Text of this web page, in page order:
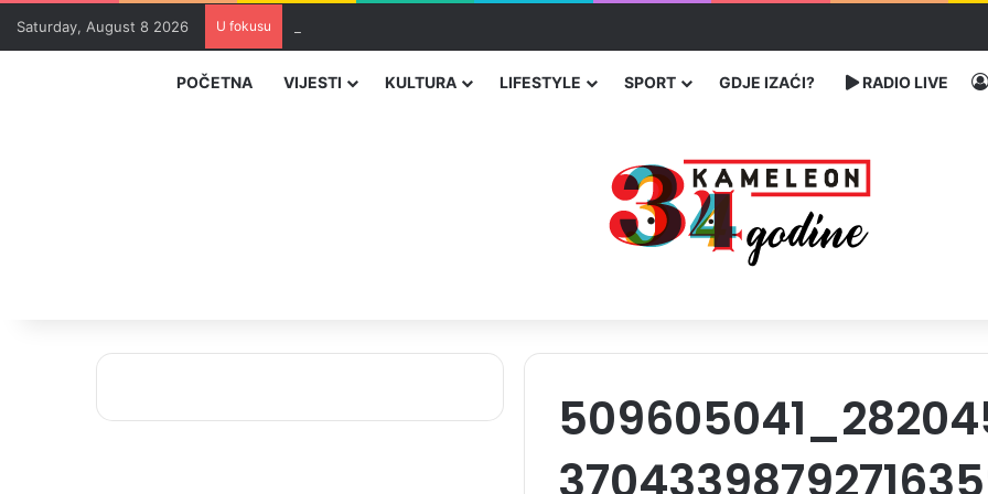
Saturday, August 8 2026 U fokusu
POČETNA VIJESTI KULTURA LIFESTYLE SPORT GDJE IZAĆI? RADIO LIVE